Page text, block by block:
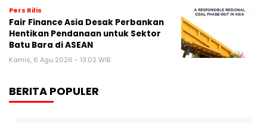
Pers Rilis
Fair Finance Asia Desak Perbankan
Hentikan Pendanaan untuk Sektor
Batu Bara di ASEAN
Kamis, 6 Agu 2026 - 13:02 WIB
BERITA POPULER